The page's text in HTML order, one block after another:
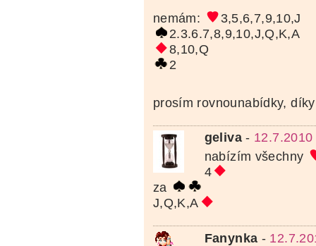
nemám:
3,5,6,7,9,10,J
2.3.6.7,8,9,10,J,Q,K,A
8,10,Q
2
prosím rovnounabídky,
geliva-
nabízím všechny
4
za
J,Q,K,A
Fanynka -